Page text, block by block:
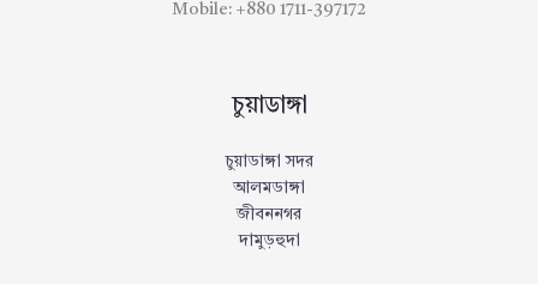
Mobile: +880 1711-397172
চুয়াডাঙ্গা
চুয়াডাঙ্গা সদর
আলমডাঙ্গা
জীবননগর
দামুড়হুদা